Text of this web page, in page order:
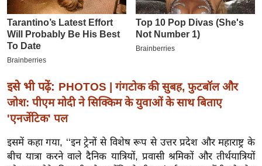
र
मि
सा
ल
बे
मि
सा
ल
श
इसे भी पढ़ें: PHOTOS | गंगटोक की सुबह, फुटबॉल और
जोश: पीएम मोदी ने सिक्किम के युवाओं के साथ बिताए
'एनर्जेटिक' पल
इसमें कहा गया, ‘‘इन ट्रेनों से विशेष रूप से उत्तर प्रदेश और महाराष्ट्र के
बीच यात्रा करने वाले दैनिक यात्रियों, प्रवासी श्रमिकों और तीर्थयात्रियों